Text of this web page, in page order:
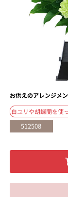
お供えのアレンジメ
白ユリや胡蝶蘭を使
512508